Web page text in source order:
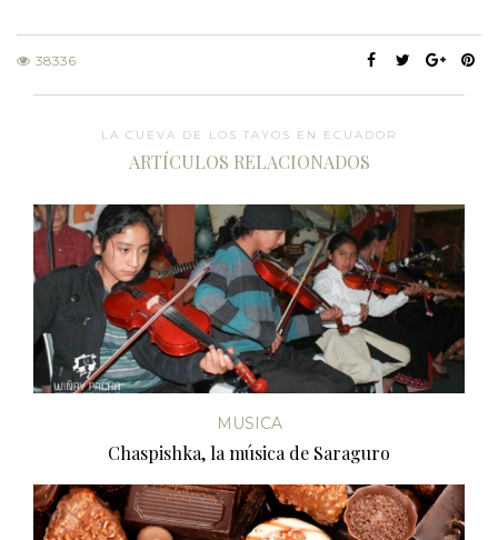
38336
LA CUEVA DE LOS TAYOS EN ECUADOR
ARTÍCULOS RELACIONADOS
MUSICA
Chaspishka, la música de Saraguro